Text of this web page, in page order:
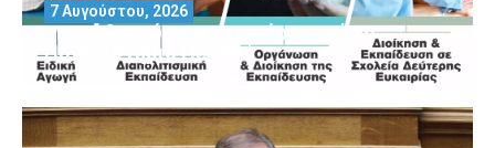
Μοριοδοτούμενα Σεμινάρια από το
Πανεπιστήμιο Πειραιά
7 Αυγούστου, 2026